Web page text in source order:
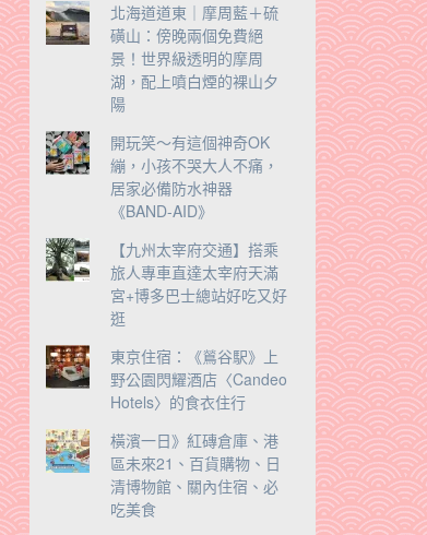
北海道道東｜摩周藍＋硫
磺山：傍晚兩個免費絕
景！世界級透明的摩周
湖，配上噴白煙的裸山夕
陽
開玩笑～有這個神奇OK
繃，小孩不哭大人不痛，
居家必備防水神器
《BAND-AID》
【九州太宰府交通】搭乘
旅人專車直達太宰府天滿
宮+博多巴士總站好吃又好
逛
東京住宿：《鶑谷駅》上
野公園閃耀酒店〈Candeo
Hotels〉的食衣住行
橫濱一日》紅磚倉庫、港
區未來21、百貨購物、日
清博物館、關內住宿、必
吃美食